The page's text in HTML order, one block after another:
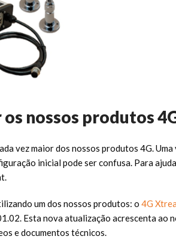
nossos produtos
vez maior dos nossos produtos 4G.
inicial pode ser confusa. Para
um dos nossos produtos: o 4G
Esta nova atualização acrescenta ao
e documentos técnicos.